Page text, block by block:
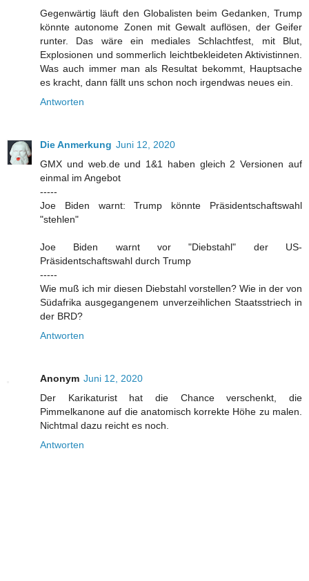
Gegenwärtig läuft den Globalisten beim Gedanken, Trump
könnte autonome Zonen mit Gewalt auflösen, der Geifer
runter. Das wäre ein mediales Schlachtfest, mit Blut,
Explosionen und sommerlich leichtbekleideten Aktivistinnen.
Was auch immer man als Resultat bekommt, Hauptsache
es kracht, dann fällt uns schon noch irgendwas neues ein.
Antworten
Die Anmerkung Juni 12, 2020
GMX und web.de und 1&1 haben gleich 2 Versionen auf
einmal im Angebot
-----
Joe Biden warnt: Trump könnte Präsidentschaftswahl
"stehlen"
Joe Biden warnt vor "Diebstahl" der US-
Präsidentschaftswahl durch Trump
-----
Wie muß ich mir diesen Diebstahl vorstellen? Wie in der von
Südafrika ausgegangenem unverzeihlichen Staatsstriech in
der BRD?
Antworten
Anonym Juni 12, 2020
Der Karikaturist hat die Chance verschenkt, die
Pimmelkanone auf die anatomisch korrekte Höhe zu malen.
Nichtmal dazu reicht es noch.
Antworten